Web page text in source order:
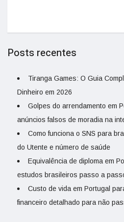
Posts recentes
Tiranga Games: O Guia
Dinheiro em 2026
Golpes do arrendamento em
anúncios falsos de moradia na
Como funciona o SNS para
do Utente e número de saúde
Equivalência de diploma em
estudos brasileiros passo a
Custo de vida em Portugal
financeiro detalhado para não